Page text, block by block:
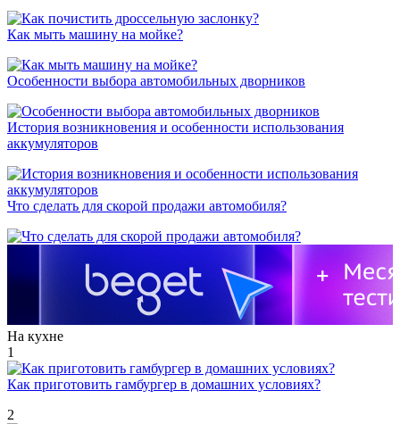
Как мыть машину на мойке?
Особенности выбора автомобильных дворников
История возникновения и особенности использования
аккумуляторов
Что сделать для скорой продажи автомобиля?
На кухне
1
Как приготовить гамбургер в домашних условиях?
2